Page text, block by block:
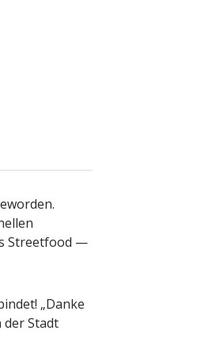
Streetfood —
„Danke
Stadt